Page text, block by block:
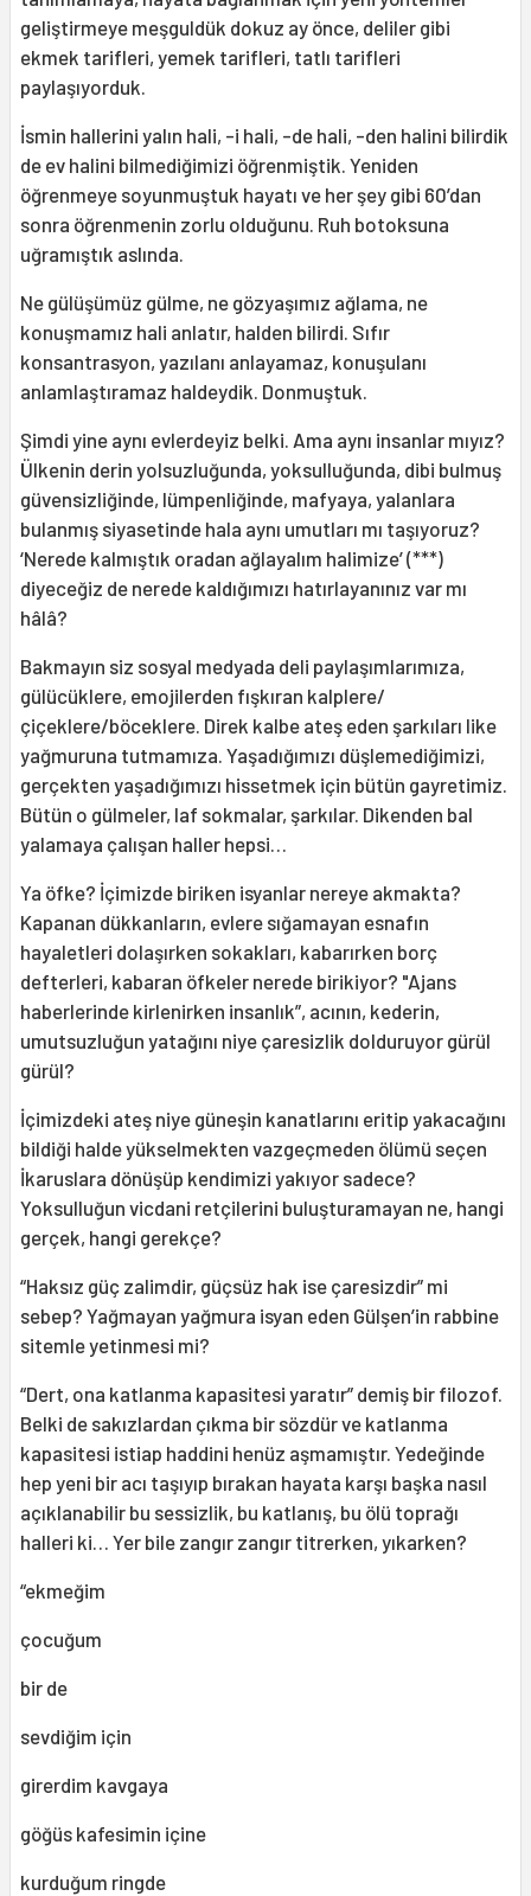
geliştirmeye meşguldük dokuz ay önce, deliler gibi
ekmek tarifleri, yemek tarifleri, tatlı tarifleri
paylaşıyorduk.
İsmin hallerini yalın hali, -i hali, -de hali, -den halini bilirdik
de ev halini bilmediğimizi öğrenmiştik. Yeniden
öğrenmeye soyunmuştuk hayatı ve her şey gibi 60’dan
sonra öğrenmenin zorlu olduğunu. Ruh botoksuna
uğramıştık aslında.
Ne gülüşümüz gülme, ne gözyaşımız ağlama, ne
konuşmamız hali anlatır, halden bilirdi. Sıfır
konsantrasyon, yazılanı anlayamaz, konuşulanı
anlamlaştıramaz haldeydik. Donmuştuk.
Şimdi yine aynı evlerdeyiz belki. Ama aynı insanlar mıyız?
Ülkenin derin yolsuzluğunda, yoksulluğunda, dibi bulmuş
güvensizliğinde, lümpenliğinde, mafyaya, yalanlara
bulanmış siyasetinde hala aynı umutları mı taşıyoruz?
‘Nerede kalmıştık oradan ağlayalım halimize’ (***)
diyeceğiz de nerede kaldığımızı hatırlayanınız var mı
hâlâ?
Bakmayın siz sosyal medyada deli paylaşımlarımıza,
gülücüklere, emojilerden fışkıran kalplere/
çiçeklere/böceklere. Direk kalbe ateş eden şarkıları like
yağmuruna tutmamıza. Yaşadığımızı düşlemediğimizi,
gerçekten yaşadığımızı hissetmek için bütün gayretimiz.
Bütün o gülmeler, laf sokmalar, şarkılar. Dikenden bal
yalamaya çalışan haller hepsi…
Ya öfke? İçimizde biriken isyanlar nereye akmakta?
Kapanan dükkanların, evlere sığamayan esnafın
hayaletleri dolaşırken sokakları, kabarırken borç
defterleri, kabaran öfkeler nerede birikiyor? "Ajans
haberlerinde kirlenirken insanlık”, acının, kederin,
umutsuzluğun yatağını niye çaresizlik dolduruyor gürül
gürül?
İçimizdeki ateş niye güneşin kanatlarını eritip yakacağını
bildiği halde yükselmekten vazgeçmeden ölümü seçen
İkaruslara dönüşüp kendimizi yakıyor sadece?
Yoksulluğun vicdani retçilerini buluşturamayan ne, hangi
gerçek, hangi gerekçe?
“Haksız güç zalimdir, güçsüz hak ise çaresizdir” mi
sebep? Yağmayan yağmura isyan eden Gülşen’in rabbine
sitemle yetinmesi mi?
“Dert, ona katlanma kapasitesi yaratır” demiş bir filozof.
Belki de sakızlardan çıkma bir sözdür ve katlanma
kapasitesi istiap haddini henüz aşmamıştır. Yedeğinde
hep yeni bir acı taşıyıp bırakan hayata karşı başka nasıl
açıklanabilir bu sessizlik, bu katlanış, bu ölü toprağı
halleri ki… Yer bile zangır zangır titrerken, yıkarken?
“ekmeğim
çocuğum
bir de
sevdiğim için
girerdim kavgaya
göğüs kafesimin içine
kurduğum ringde